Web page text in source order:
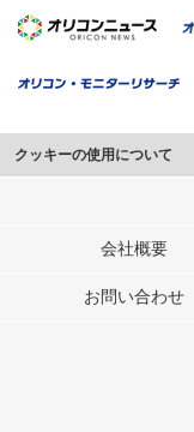
クッキーの使用について
このサイトでは Cookie を
行っています。
メディアや広告配信、デ
会社概要
お問い合わせ